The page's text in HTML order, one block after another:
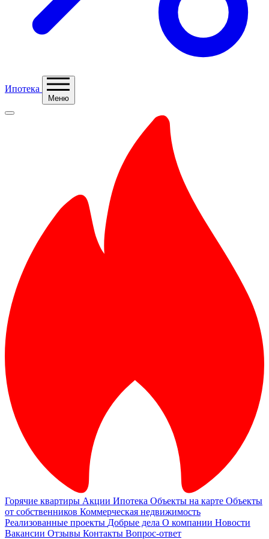
Ипотека
Меню
Горячие квартиры Акции Ипотека Объекты на карте Объекты
от собственников Коммерческая недвижимость
Реализованные проекты Добрые дела О компании Новости
Вакансии Отзывы Контакты Вопрос-ответ